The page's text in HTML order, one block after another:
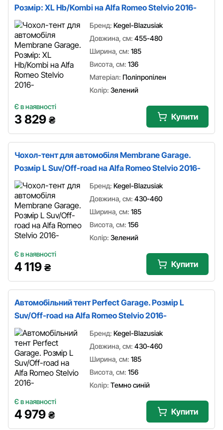
Розмір: XL Hb/Kombi на Alfa Romeo Stelvio 2016-
Бренд: Kegel-Blazusiak
Довжина, см: 455-480
Ширина, см: 185
Висота, см: 136
Матеріал: Поліпропілен
Колір: Зелений
Є в наявності
3 829 ₴ Купити
Чохол-тент для автомобіля Membrane Garage.
Розмір L Suv/Off-road на Alfa Romeo Stelvio 2016-
Бренд: Kegel-Blazusiak
Довжина, см: 430-460
Ширина, см: 185
Висота, см: 156
Колір: Зелений
Є в наявності
4 119 ₴ Купити
Автомобільний тент Perfect Garage. Розмір L
Suv/Off-road на Alfa Romeo Stelvio 2016-
Бренд: Kegel-Blazusiak
Довжина, см: 430-460
Ширина, см: 185
Висота, см: 156
Колір: Темно синій
Є в наявності
4 979 ₴ Купити